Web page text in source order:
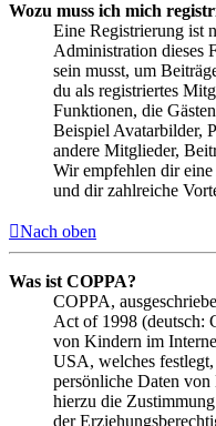
Wozu muss ich mich
Eine Registrierung ist
Administration dieses
sein musst, um
du als registriertes
Funktionen, die
Beispiel Avatarbilder,
andere Mitglieder,
Wir empfehlen dir
und dir zahlreiche
Nach oben
Was ist COPPA?
COPPA,
Act of 1998 (deutsch:
von Kindern im
USA, welches
persönliche Daten von
hierzu die
der